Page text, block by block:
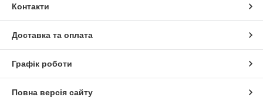
Контакти
Доставка та оплата
Графік роботи
Повна версія сайту